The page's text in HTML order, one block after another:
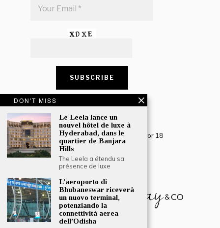
Creative Travel Pvt. Ltd.
Creative Plaza, 283 Udyog Vihar Phase 2, Sector 18
Gurugram, Haryana – 122016, India
Tel: +91-124 4567777
engage@southasiatraveljournal.com
DON'T MISS
Le Leela lance un
nouvel hôtel de luxe à
Hyderabad, dans le
quartier de Banjara
Hills
The Leela a étendu sa
présence de luxe
L’aeroporto di
Bhubaneswar riceverà
un nuovo terminal,
potenziando la
connettività aerea
dell’Odisha